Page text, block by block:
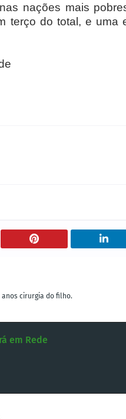
nações mais
terço do total, e
cirurgia do filho.
em Rede